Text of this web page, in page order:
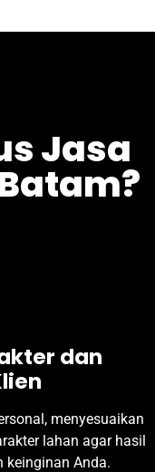
Jasa
dan
menyesuaikan
lahan agar hasil
keinginan Anda.